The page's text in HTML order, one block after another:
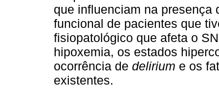
que influenciam na
funcional de pacientes que
fisiopatológico que afeta o
hipoxemia, os estados
ocorrência de delirium e os
existentes.